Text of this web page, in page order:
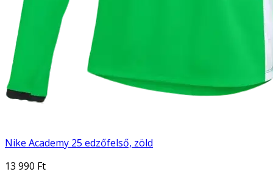
Nike Academy 25 edzőfelső, zöld
13 990 Ft